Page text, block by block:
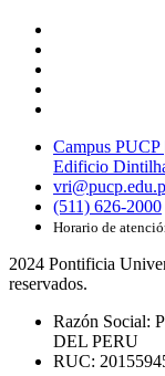
Campus
Edificio
(511) 626-2000
Horario de
2024 Pontificia
reservados.
Razón Social:
DEL PERU
RUC: